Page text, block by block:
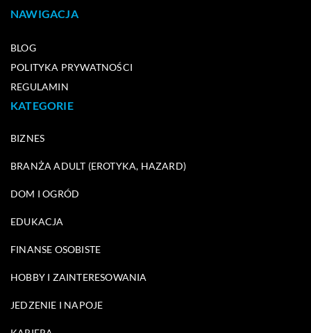
NAWIGACJA
BLOG
POLITYKA PRYWATNOŚCI
REGULAMIN
KATEGORIE
BIZNES
BRANŻA ADULT (EROTYKA, HAZARD)
DOM I OGRÓD
EDUKACJA
FINANSE OSOBISTE
HOBBY I ZAINTERESOWANIA
JEDZENIE I NAPOJE